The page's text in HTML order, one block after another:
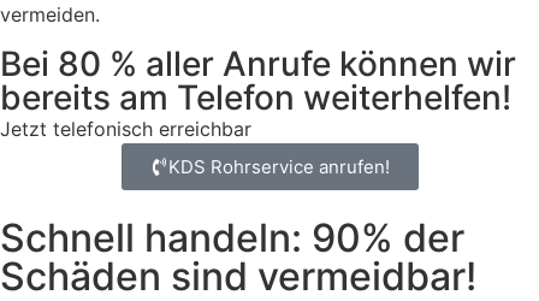
vermeiden.
Bei 80 % aller Anrufe können wir
bereits am Telefon weiterhelfen!
Jetzt telefonisch erreichbar
KDS Rohrservice anrufen!
Schnell handeln: 90% der
Schäden sind vermeidbar!